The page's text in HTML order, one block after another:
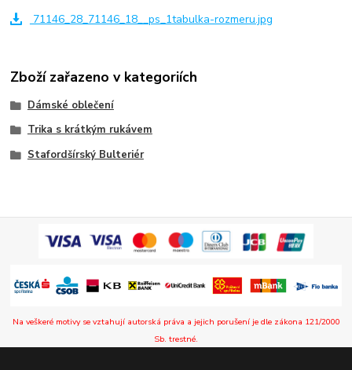
71146_28_71146_18__ps_1tabulka-rozmeru.jpg
Zboží zařazeno v kategoriích
Dámské oblečení
Trika s krátkým rukávem
Stafordšírský Bulteriér
Na veškeré motivy se vztahují autorská práva a jejich porušení je dle zákona 121/2000
Sb. trestné.